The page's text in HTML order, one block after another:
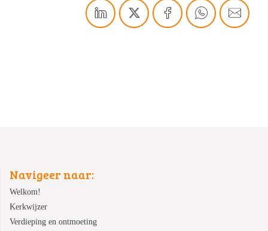
Navigeer naar:
Welkom!
Kerkwijzer
Verdieping en ontmoeting